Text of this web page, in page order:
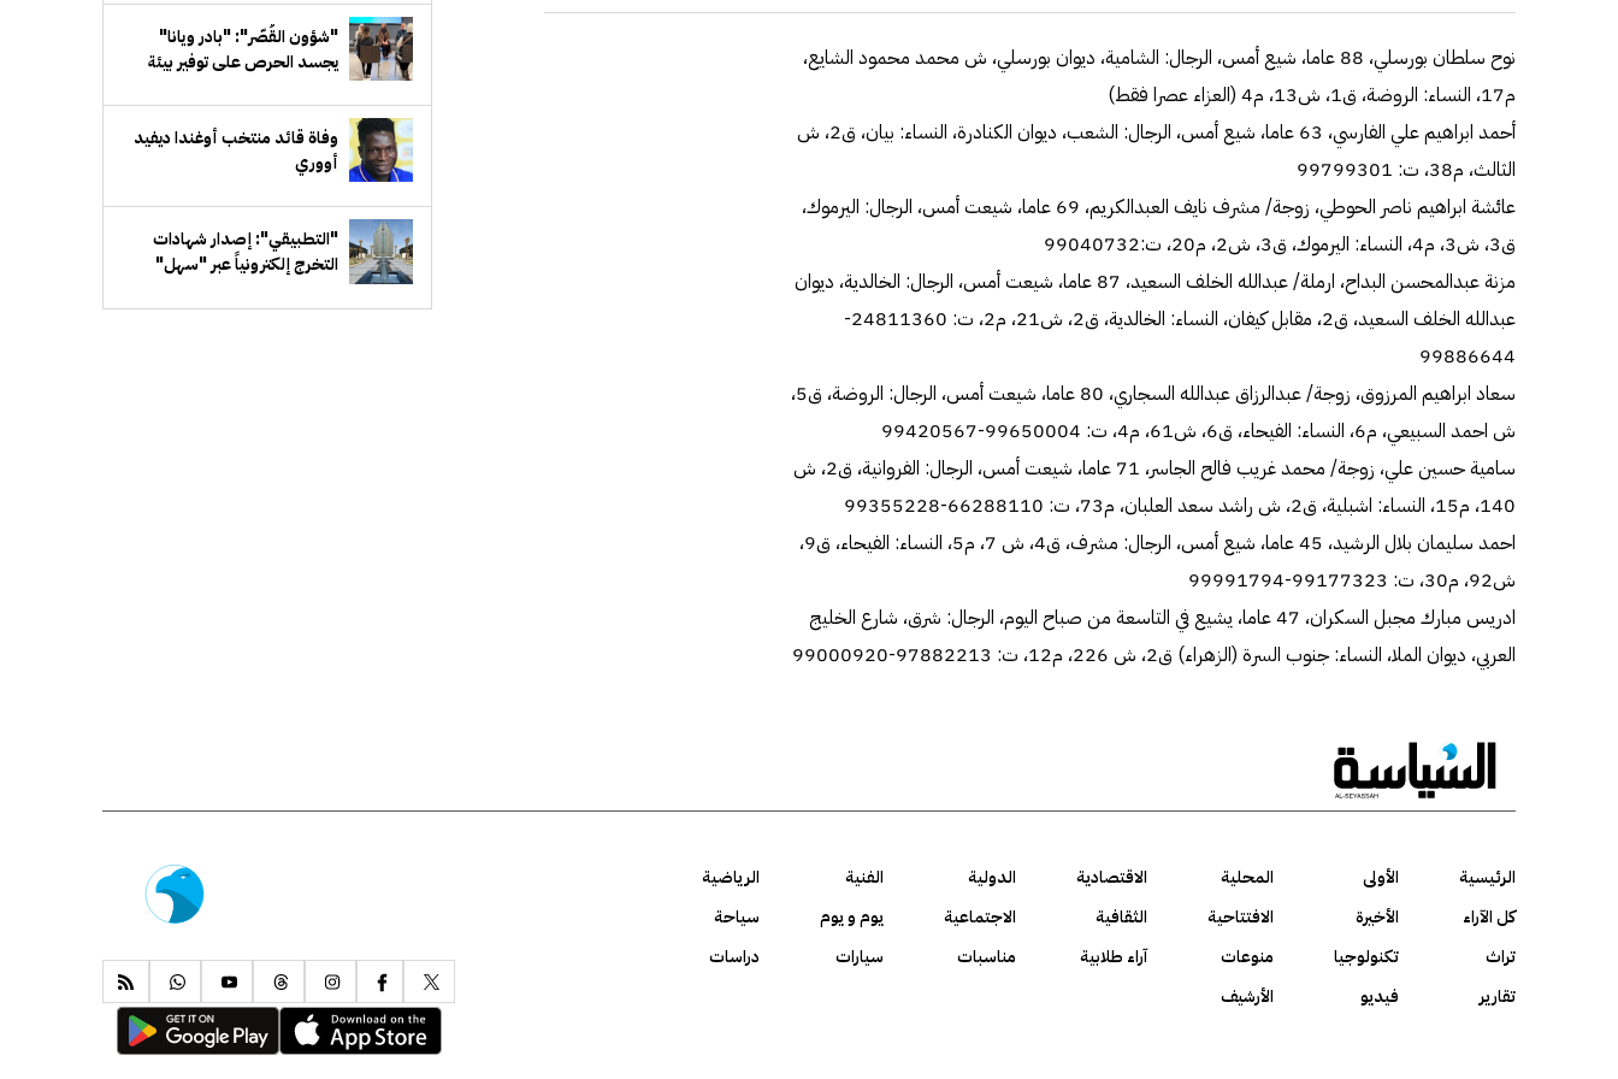
نوح سلطان بورسلي، 88 عاما، شيع أمس، الرجال: الشامية، ديوان بورسلي، ش محمد محمود الشايع،
م17، النساء: الروضة، ق1، ش13، م4 (العزاء عصرا فقط)
أحمد ابراهيم علي الفارسي، 63 عاما، شيع أمس، الرجال: الشعب، ديوان الكنادرة، النساء: بيان، ق2، ش
الثالث، م38، ت: 99799301
عائشة ابراهيم ناصر الحوطي، زوجة/ مشرف نايف العبدالكريم، 69 عاما، شيعت أمس، الرجال: اليرموك،
ق3، ش3، م4، النساء: اليرموك، ق3، ش2، م20، ت:99040732
مزنة عبدالمحسن البداح، ارملة/ عبدالله الخلف السعيد، 87 عاما، شيعت أمس، الرجال: الخالدية، ديوان
عبدالله الخلف السعيد، ق2، مقابل كيفان، النساء: الخالدية، ق2، ش21، م2، ت: 24811360-
99886644
سعاد ابراهيم المرزوق، زوجة/ عبدالرزاق عبدالله السجاري، 80 عاما، شيعت أمس، الرجال: الروضة، ق5،
ش احمد السبيعي، م6، النساء: الفيحاء، ق6، ش61، م4، ت: 99650004-99420567
سامية حسين علي، زوجة/ محمد غريب فالح الجاسر، 71 عاما، شيعت أمس، الرجال: الفروانية، ق2، ش
140، م15، النساء: اشبلية، ق2، ش راشد سعد العلبان، م73، ت: 66288110-99355228
احمد سليمان بلال الرشيد، 45 عاما، شيع أمس، الرجال: مشرف، ق4، ش 7، م5، النساء: الفيحاء، ق9،
ش92، م30، ت: 99177323-99991794
ادريس مبارك مجبل السكران، 47 عاما، يشيع في التاسعة من صباح اليوم، الرجال: شرق، شارع الخليج
العربي، ديوان الملا، النساء: جنوب السرة (الزهراء) ق2، ش 226، م12، ت: 97882213-99000920
"شؤون القُصّر": "بادر ويانا"
يجسد الحرص على توفير بيئة
للمشمولين بالرعاية
وفاة قائد منتخب أوغندا ديفيد
أووري
"التطبيقي": إصدار شهادات
التخرج إلكترونياً عبر "سهل"
الرئيسية الأولى المحلية الاقتصادية الدولية الفنية
الرياضية
كل الآراء
الأخيرة الافتتاحية الثقافية الاجتماعية يوم و يوم
سياحة
تراث
تكنولوجيا منوعات آراء طلابية مناسبات سيارات
دراسات
تقارير
فيديو الأرشيف